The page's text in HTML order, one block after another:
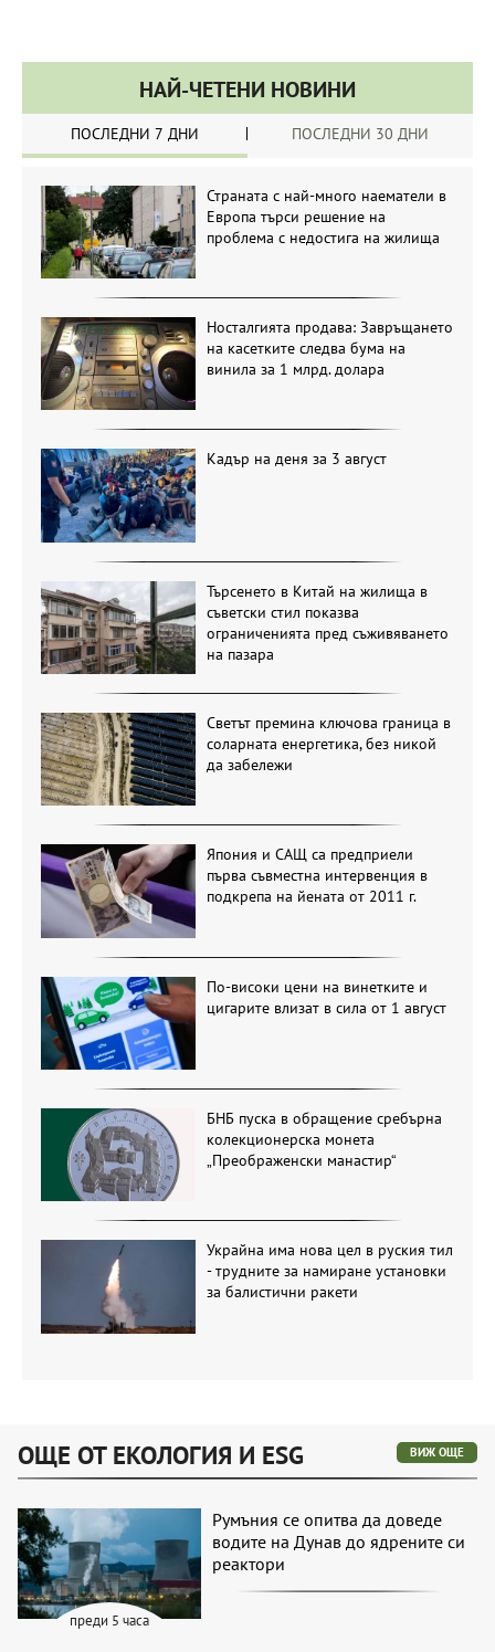
НАЙ-ЧЕТЕНИ НОВИНИ
ПОСЛЕДНИ 7 ДНИ ПОСЛЕДНИ 30 ДНИ
Страната с най-много наематели в
Европа търси решение на
проблема с недостига на жилища
Носталгията продава: Завръщането
на касетките следва бума на
винила за 1 млрд. долара
Кадър на деня за 3 август
Търсенето в Китай на жилища в
съветски стил показва
ограниченията пред съживяването
на пазара
Светът премина ключова граница в
соларната енергетика, без никой
да забележи
Япония и САЩ са предприели
първа съвместна интервенция в
подкрепа на йената от 2011 г.
По-високи цени на винетките и
цигарите влизат в сила от 1 август
БНБ пуска в обращение сребърна
колекционерска монета
„Преображенски манастир“
Украйна има нова цел в руския тил
- трудните за намиране установки
за балистични ракети
ОЩЕ ОТ ЕКОЛОГИЯ И ESG ВИЖ ОЩЕ
преди 5 часа
Румъния се опитва да доведе
водите на Дунав до ядрените си
реактори